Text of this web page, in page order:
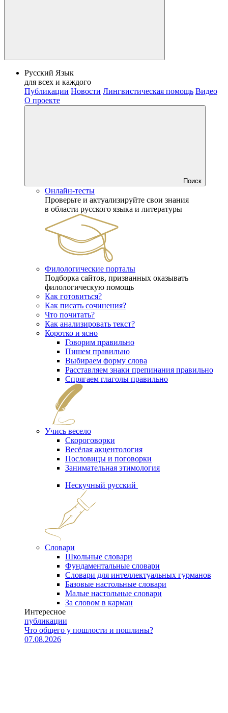
Русский Язык
для всех и каждого
Публикации Новости Лингвистическая помощь Видео
О проекте
Поиск
Онлайн-тесты
Проверьте и актуализируйте свои знания
в области русского языка и литературы
Филологические порталы
Подборка сайтов, призванных оказывать
филологическую помощь
Как готовиться?
Как писать сочинения?
Что почитать?
Как анализировать текст?
Коротко и ясно
Говорим правильно
Пишем правильно
Выбираем форму слова
Расставляем знаки препинания правильно
Спрягаем глаголы правильно
Учись весело
Скороговорки
Весёлая акцентология
Пословицы и поговорки
Занимательная этимология
Нескучный русский
Словари
Школьные словари
Фундаментальные словари
Словари для интеллектуальных гурманов
Базовые настольные словари
Малые настольные словари
За словом в карман
Интересное
публикации
Что общего у пошлости и пошлины?
07.08.2026